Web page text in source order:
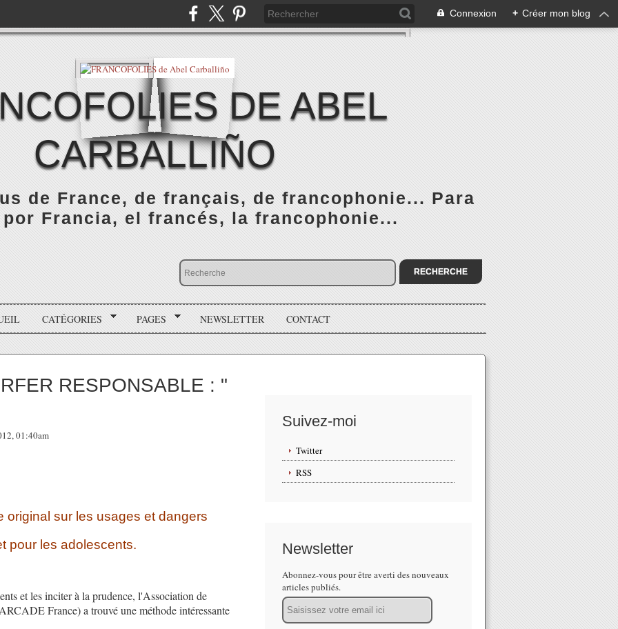
Connexion + Créer mon blog
DE ABEL
CARBALLIÑO
de France, de français, de francophonie... Para
Francia, el francés, la francophonie...
CATÉGORIES PAGES NEWSLETTER CONTACT
RESPONSABLE : "
01:40am
original sur les usages et dangers
pour les adolescents.
et les inciter à la prudence, l'Association de
France) a trouvé une méthode intéressante
Suivez-moi
Twitter
RSS
Newsletter
Abonnez-vous pour être averti des nouveaux
articles publiés.
Email